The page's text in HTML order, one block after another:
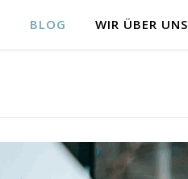
BLOG WIR ÜBER UNS